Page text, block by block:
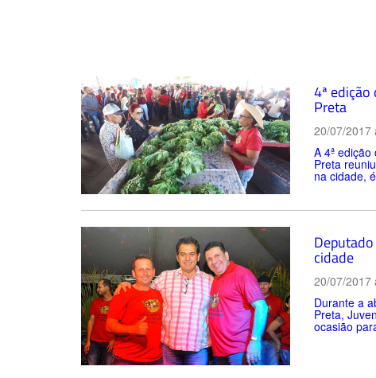
4ª
Preta
20/07/2017
A 4ª
Preta
na cidade,
cidade
20/07/2017
Durante a
Preta,
ocasião